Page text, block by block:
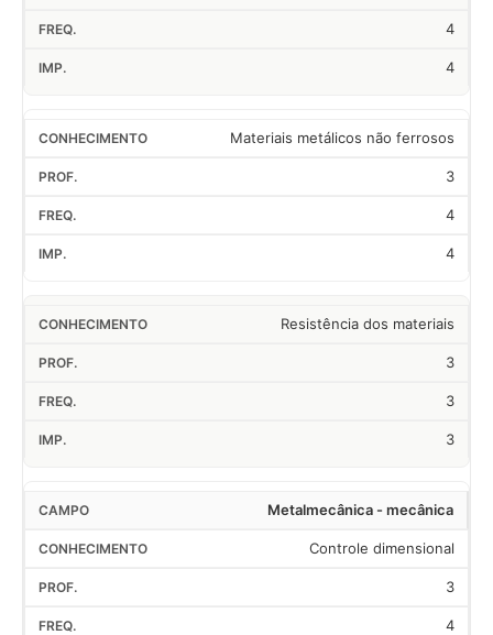
4
4
Materiais metálicos não ferrosos
3
4
4
Resistência dos materiais
3
3
3
Metalmecânica - mecânica
Controle dimensional
3
4